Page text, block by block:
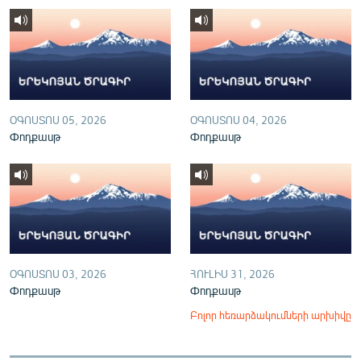
English
Русский
ՀԵՏԵՎԵՔ ՄԵԶ
«Ազատության» բոլոր կայքերը
ՕԳՈՍՏՈՍ 05, 2026
Փոդքասթ
ՕԳՈՍՏՈՍ 04, 2026
Փոդքասթ
ՕԳՈՍՏՈՍ 03, 2026
Փոդքասթ
ՀՈՒԼԻՍ 31, 2026
Փոդքասթ
Բոլոր հեռարձակումների արխիվը